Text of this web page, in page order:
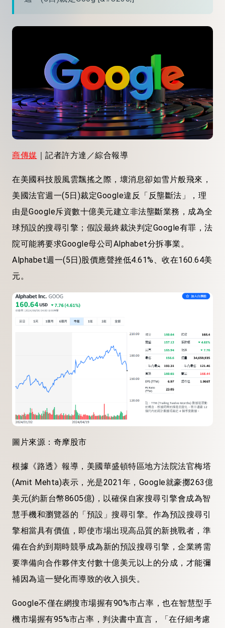
商傳媒 ｜記者許方達／綜合報導
在美國科技股風雲飄搖之際，壞消息卻如雪片般飛來，
美國法官週一(5日)裁定Google違反「反壟斷法」，理
由是Google斥資數十億美元建立非法壟斷業務，成為全
球預設的搜尋引擎；假設最終裁決判定Google有罪，法
院可能將要求Google母公司Alphabet分拆事業。
Alphabet週一(5日)股價應聲挫低4.61%、收在160.64美
元。
圖片來源：奇摩股市
根據《路透》報導，美國華盛頓特區地方法院法官梅塔
(Amit Mehta)表示，光是2021年，Google就豪擲263億
美元(約新台幣8605億)，以確保自家搜尋引擎會成為智
慧手機和瀏覽器的「預設」搜尋引擎。作為預設搜尋引
擎相當具有價值，即使市場出現高品質的新挑戰者，準
備在合約到期時競爭成為新的預設搜尋引擎，企業將需
要準備向合作夥伴支付數十億美元以上的分成，才能彌
補因為這一變化而導致的收入損失。
Google不僅在網搜市場握有90%市占率，也在智慧型手
機市場握有95%市占率，判決書中直言，「在仔細考慮